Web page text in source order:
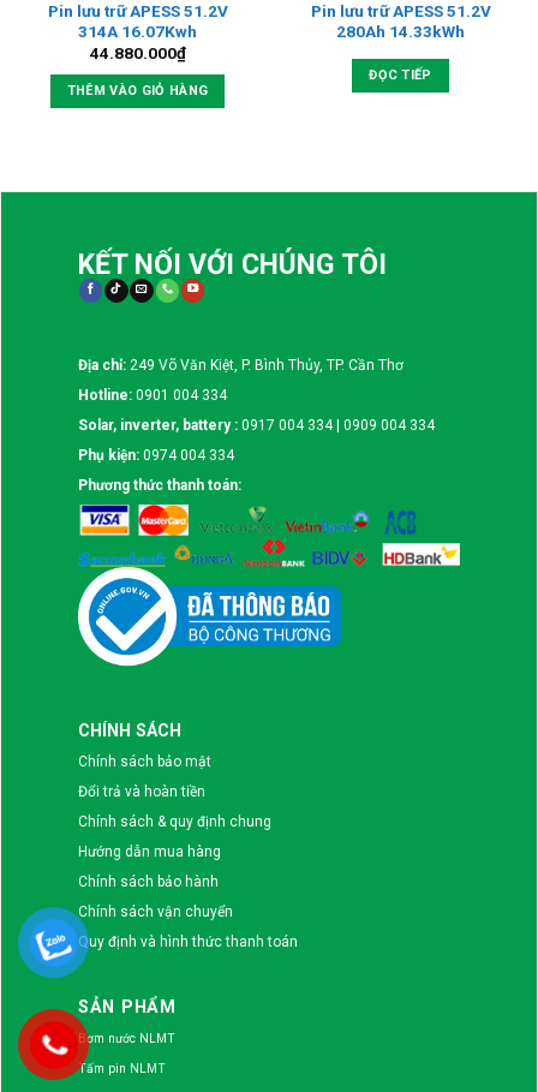
Pin lưu trữ APESS 51.2V
314A 16.07Kwh
44.880.000₫
THÊM VÀO GIỎ HÀNG
Pin lưu trữ APESS 51.2V
280Ah 14.33kWh
ĐỌC TIẾP
KẾT NỐI VỚI CHÚNG TÔI
Địa chỉ: 249 Võ Văn Kiệt, P. Bình Thủy, TP. Cần Thơ
Hotline: 0901 004 334
Solar, inverter, battery : 0917 004 334 | 0909 004 334
Phụ kiện: 0974 004 334
Phương thức thanh toán:
CHÍNH SÁCH
Chính sách bảo mật
Đổi trả và hoàn tiền
Chính sách & quy định chung
Hướng dẫn mua hàng
Chính sách bảo hành
Chính sách vận chuyển
Quy định và hình thức thanh toán
SẢN PHẨM
Bơm nước NLMT
Tấm pin NLMT